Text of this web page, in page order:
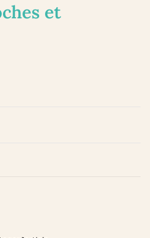
et